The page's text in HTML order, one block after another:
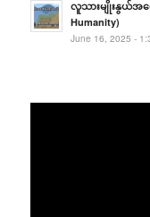
လူသားမျိုးနွယ်အပ
Humanity)
June 16, 2025 -